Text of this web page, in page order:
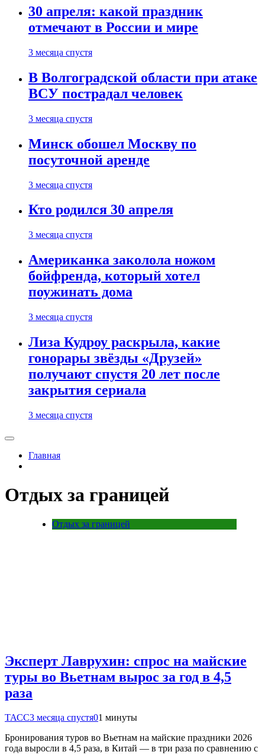
30 апреля: какой праздник
отмечают в России и мире
3 месяца спустя
В Волгоградской области при атаке
ВСУ пострадал человек
3 месяца спустя
Минск обошел Москву по
посуточной аренде
3 месяца спустя
Кто родился 30 апреля
3 месяца спустя
Американка заколола ножом
бойфренда, который хотел
поужинать дома
3 месяца спустя
Лиза Кудроу раскрыла, какие
гонорары звёзды «Друзей»
получают спустя 20 лет после
закрытия сериала
3 месяца спустя
Главная
Отдых за границей
Отдых за границей
Эксперт Лаврухин: спрос на майские
туры во Вьетнам вырос за год в 4,5
раза
ТАСС3 месяца спустя01 минуты
Бронирования туров во Вьетнам на майские праздники 2026
года выросли в 4,5 раза, в Китай — в три раза по сравнению с